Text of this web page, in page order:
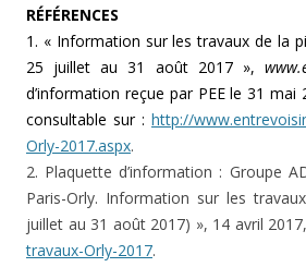
RÉFÉRENCES
1. « Information sur les travaux de la
25 juillet au 31 août 2017 »,
d’information reçue par PEE le 31 mai
consultable sur : http://
Orly-2017.aspx.
2. Plaquette d’information : Groupe
Paris-Orly. Information sur les
juillet au 31 août 2017) », 14 avril
travaux-Orly-2017.